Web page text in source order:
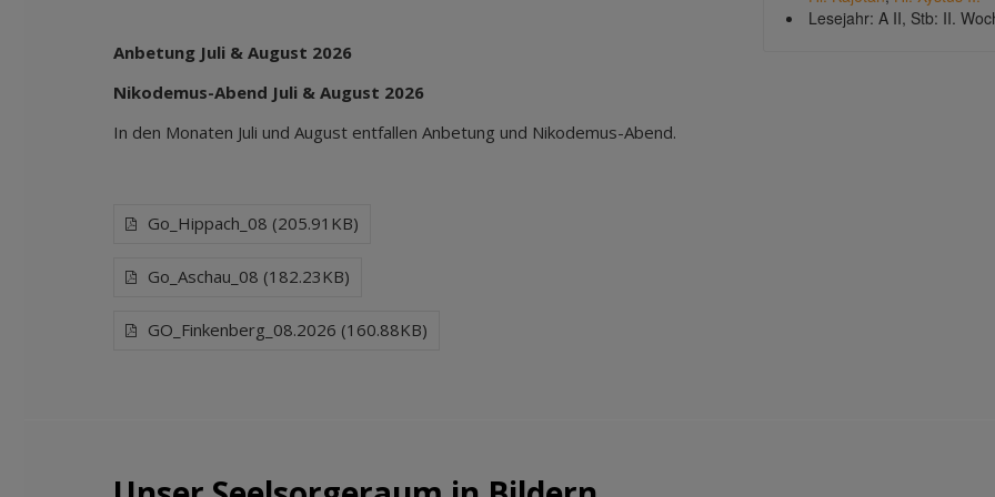
Anbetung Juli & August 2026
Nikodemus-Abend Juli & August 2026
In den Monaten Juli und August entfallen Anbetung und Nikodemus-Abend.
Go_Hippach_08 (205.91KB)
Go_Aschau_08 (182.23KB)
GO_Finkenberg_08.2026 (160.88KB)
Lesejahr: A II, Stb: II.